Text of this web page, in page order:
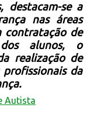
Autista
destacam-se a
nas áreas
contratação de
alunos, o
realização de
da